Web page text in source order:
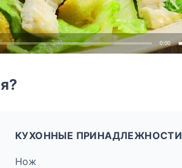
0:00
КУХОННЫЕ ПРИНАДЛЕЖНОСТИ
Нож